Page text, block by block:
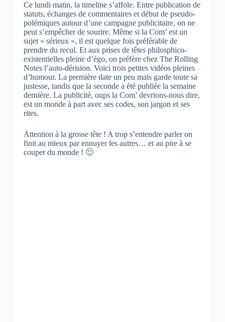
Ce lundi matin, la timeline s’affole. Entre publication de
statuts, échanges de commentaires et début de pseudo-
polémiques autour d’une campagne publicitaire, on ne
peut s’empêcher de sourire. Même si la Com’ est un
sujet « sérieux », il est quelque fois préférable de
prendre du recul. Et aux prises de têtes philosphico-
existentielles pleine d’égo, on préfère chez The Rolling
Notes l’auto-dérision. Voici trois petites vidéos pleines
d’humour. La première date un peu mais garde toute sa
justesse, tandis que la seconde a été publiée la semaine
dernière. La publicité, oups la Com’ devrions-nous dire,
est un monde à part avec ses codes, son jargon et ses
rites.
Attention à la grosse tête ! A trop s’entendre parler on
finit au mieux par ennuyer les autres… et au pire à se
couper du monde ! 🙂